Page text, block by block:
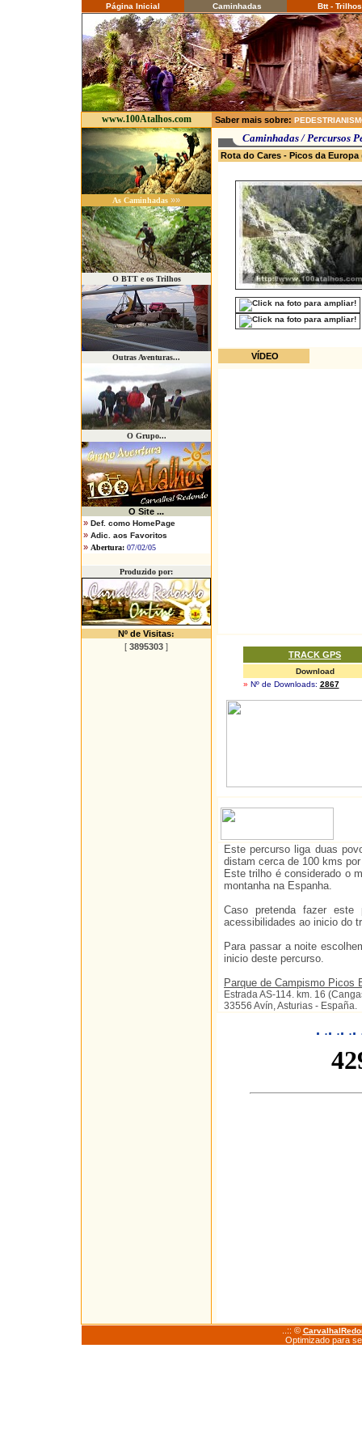
Página Inicial Caminhadas Btt - Trilhos
www.100Atalhos.com Saber mais sobre:
As Caminhadas »»
O BTT e os Trilhos
Outras Aventuras...
O Grupo...
O Site ...
» Def. como HomePage
» Adic. aos Favoritos
» Abertura: 07/02/05
Produzido por:
Nº de Visitas:
[ 3895303 ]
Caminhadas /
Rota do Cares - Picos da Europa
VÍDEO
TRACK GPS
Download
» Nº de Downloads: 2867
Este percurso liga duas
distam cerca de 100 kms
Este trilho é considerado o
montanha na Espanha.
Caso pretenda fazer
acessibilidades ao inicio do
Para passar a noite
inicio deste percurso.
Parque de Campismo Picos
Estrada AS-114. km. 16
33556 Avín, Asturias - España.
. .. .. ..
..:: ©
Optimizado para